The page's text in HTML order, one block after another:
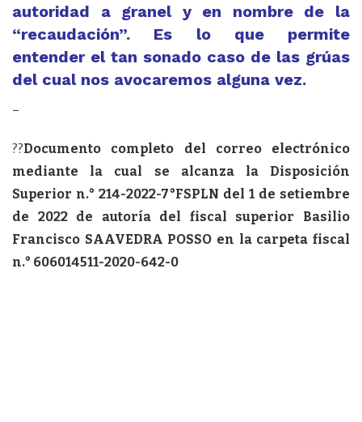
autoridad a granel y en nombre de la
“recaudación”. Es lo que permite
entender el tan sonado caso de las grúas
del cual nos avocaremos alguna vez.
–
??Documento completo del correo electrónico
mediante la cual se alcanza la Disposición
Superior n.° 214-2022-7°FSPLN del 1 de setiembre
de 2022 de autoría del fiscal superior Basilio
Francisco SAAVEDRA POSSO en la carpeta fiscal
n.° 606014511-2020-642-0